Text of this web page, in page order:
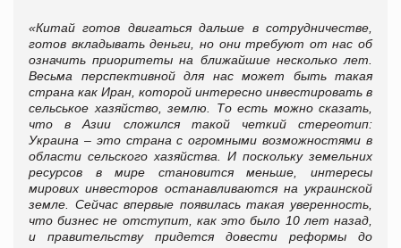
«Китай готов двигаться дальше в сотрудничестве,
готов вкладывать деньги, но они требуют от нас об
означить приоритеты на ближайшие несколько лет.
Весьма перспективной для нас может быть такая
страна как Иран, которой интересно инвестировать в
сельськое хазяйство, землю. То есть можно сказать,
что в Азии сложился такой четкий стереотип:
Украина – это страна с огромными возможностями в
области сельского хазяйства. И поскольку земельних
ресурсов в мире становится меньше, интересы
мирових инвесторов останавливаются на украинской
земле. Сейчас впервые появилась такая уверенность,
что бизнес не отступит, как это было 10 лет назад,
и правительству придется довести реформы до